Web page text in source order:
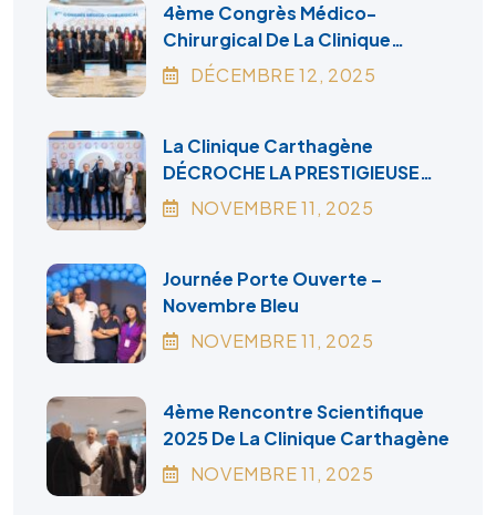
4ème Congrès Médico-
Chirurgical De La Clinique
Carthagène
DÉCEMBRE12, 2025
La Clinique Carthagène
DÉCROCHE LA PRESTIGIEUSE
ACCRÉDITATION CANADA
NOVEMBRE11 , 2025
Journée Porte Ouverte –
Novembre Bleu
NOVEMBRE11 , 2025
4ème Rencontre Scientifique
2025 De La Clinique Carthagène
NOVEMBRE11 , 2025